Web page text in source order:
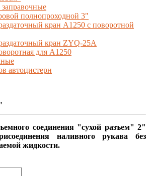
полнопроходной 3"
кран A1250 с поворотной
кран ZYQ-25A
для А1250
автоцистерн
соединения "сухой разъем" 2"
наливного рукава без
жидкости.